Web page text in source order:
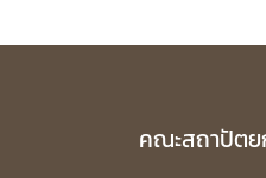
คณะสถาปัตย